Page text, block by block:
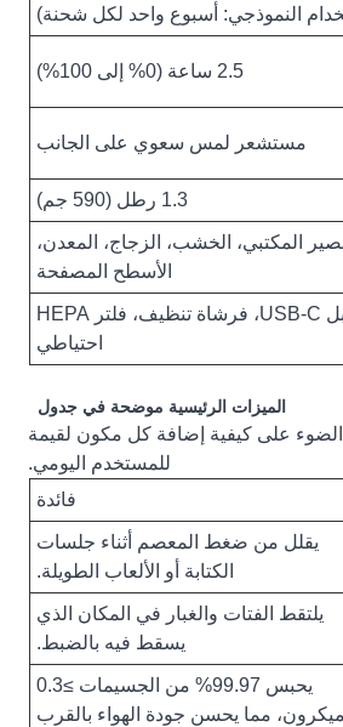
النموذجي: أسبوع واحد لكل شحنة)
2.5 ساعة (0% إلى 100%)
مستشعر لمس سعوي على الجانب
1.3 رطل (590 جم)
المكتبي، الخشب، الزجاج، المعدن،
الأسطح المصفحة
كابل USB-C، فرشاة تنظيف، فلتر HEPA
احتياطي
الميزات الرئيسية موضحة في جدول
على كيفية إضافة كل مكون لقيمة
للمستخدم اليومي.
فائدة
يقلل من ضغط المعصم أثناء جلسات
الكتابة أو الألعاب الطويلة.
يلتقط الفتات والغبار في المكان الذي
يسقط فيه بالضبط.
يحبس 99.97% من الجسيمات ≥0.3
ميكرون، مما يحسن جودة الهواء بالقرب